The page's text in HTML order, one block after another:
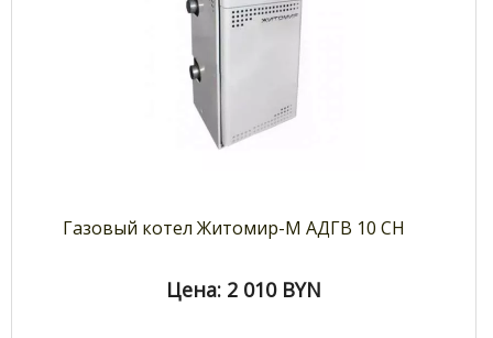
Газовый котел Житомир-М АДГВ 10 СН
Цена: 2 010 BYN